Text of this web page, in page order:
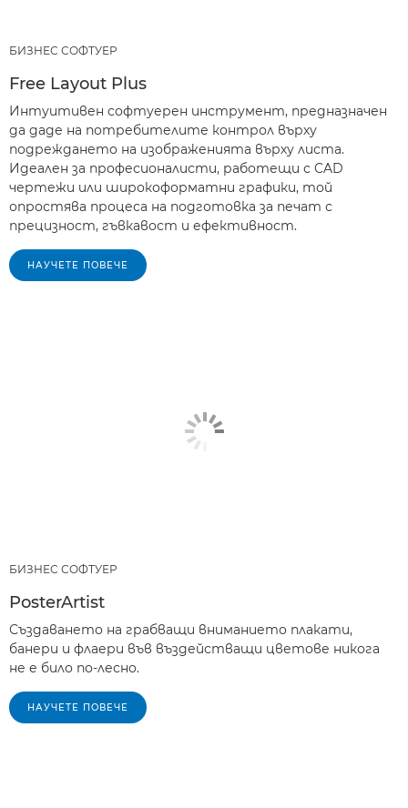
БИЗНЕС СОФТУЕР
Free Layout Plus
Интуитивен софтуерен инструмент, предназначен
да даде на потребителите контрол върху
подреждането на изображенията върху листа.
Идеален за професионалисти, работещи с CAD
чертежи или широкоформатни графики, той
опростява процеса на подготовка за печат с
прецизност, гъвкавост и ефективност.
НАУЧЕТЕ ПОВЕЧЕ
БИЗНЕС СОФТУЕР
PosterArtist
Създаването на грабващи вниманието плакати,
банери и флаери във въздействащи цветове никога
не е било по-лесно.
НАУЧЕТЕ ПОВЕЧЕ